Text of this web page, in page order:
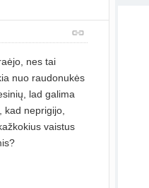
nes tai
nuo raudonukės
lad galima
neprigijo,
vaistus